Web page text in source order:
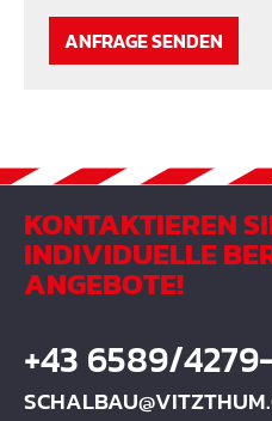
ANFRAGE SENDEN
KONTAKTIEREN
INDIVIDUELLE
ANGEBOTE!
+43 6589/